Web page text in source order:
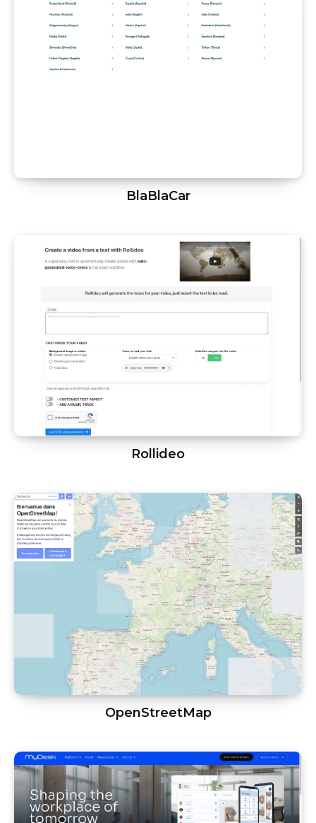
BlaBlaCar
Rollideo
OpenStreetMap